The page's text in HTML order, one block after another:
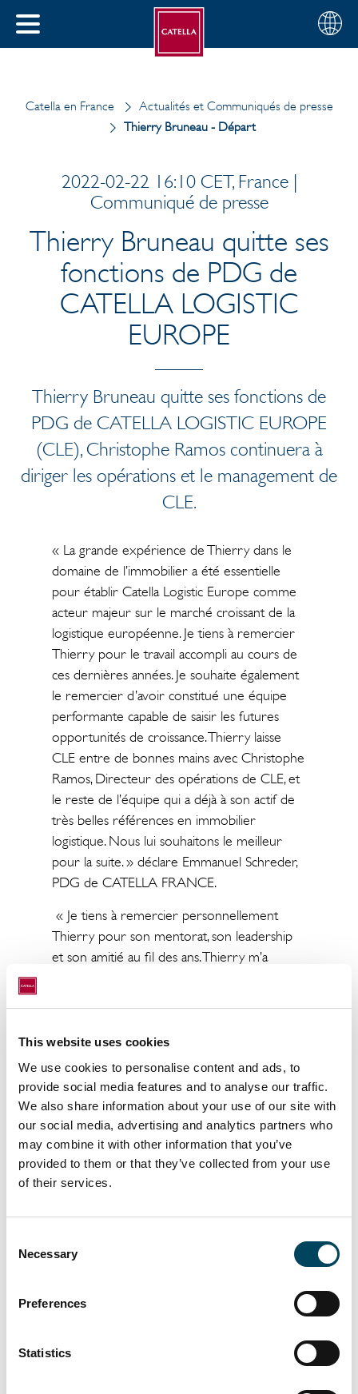
This website uses cookies
We use cookies to personalise content and ads, to
provide social media features and to analyse our traffic.
We also share information about your use of our site with
our social media, advertising and analytics partners who
may combine it with other information that you’ve
provided to them or that they’ve collected from your use
of their services.
Selection
Necessary
Preferences
Statistics
FERMER
votre
Français
Catella en France
Actualités et Communiqués de presse
Thierry Bruneau - Départ
2022-02-22 16:10 CET, France |
Communiqué de presse
Thierry Bruneau quitte ses
fonctions de PDG de
CATELLA LOGISTIC
EUROPE
Thierry Bruneau quitte ses fonctions de
PDG de CATELLA LOGISTIC EUROPE
(CLE), Christophe Ramos continuera à
diriger les opérations et le management de
CLE.
« La grande expérience de Thierry dans le
domaine de l’immobilier a été essentielle
pour établir Catella Logistic Europe comme
acteur majeur sur le marché croissant de la
logistique européenne. Je tiens à remercier
Thierry pour le travail accompli au cours de
ces dernières années. Je souhaite également
le remercier d’avoir constitué une équipe
performante capable de saisir les futures
opportunités de croissance. Thierry laisse
CLE entre de bonnes mains avec Christophe
Ramos, Directeur des opérations de CLE, et
le reste de l’équipe qui a déjà à son actif de
très belles références en immobilier
logistique. Nous lui souhaitons le meilleur
pour la suite. » déclare Emmanuel Schreder,
PDG de CATELLA FRANCE.
« Je tiens à remercier personnellement
Thierry pour son mentorat, son leadership
et son amitié au fil des ans. Thierry m’a
esprit d’équipe fort pour garantir
l’excellence opérationnelle et
l’épanouissement des collaborateurs. CLE
continuera à travailler en étroite
collaboration avec l’ensemble des parties
prenantes : les territoires, les clients et les
investisseurs afin de développer des actifs
logistiques de premier ordre, performants et
développements soutenus par CATELLA
Christophe Ramos, Directeur des opérations
« Nous sommes impatients de déployer les